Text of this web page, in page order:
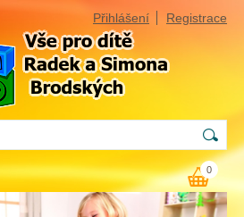
Přihlášení Registrace
0